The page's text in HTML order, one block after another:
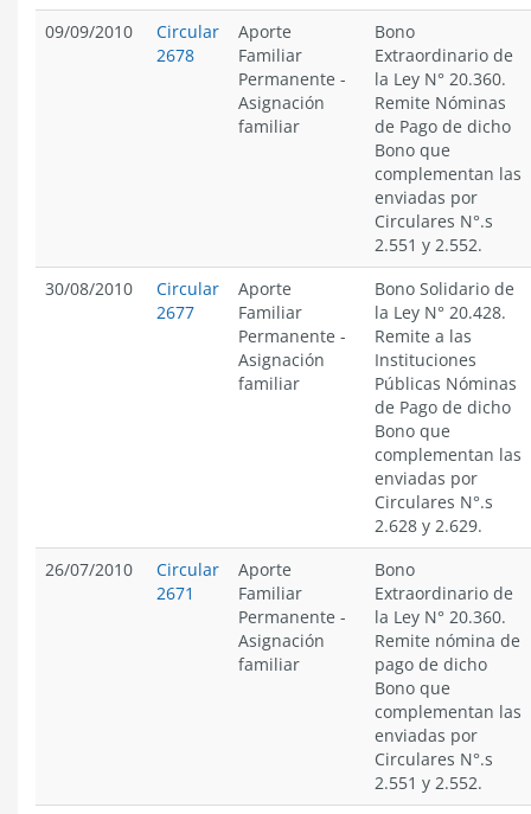
09/09/2010
Circular
2678
Aporte
Familiar
Permanente -
Asignación
familiar
Bono
Extraordinario de
la Ley N° 20.360.
Remite Nóminas
de Pago de dicho
Bono que
complementan las
enviadas por
Circulares N°.s
2.551 y 2.552.
30/08/2010
Circular
2677
Aporte
Familiar
Permanente -
Asignación
familiar
Bono Solidario de
la Ley N° 20.428.
Remite a las
Instituciones
Públicas Nóminas
de Pago de dicho
Bono que
complementan las
enviadas por
Circulares N°.s
2.628 y 2.629.
26/07/2010
Circular
2671
Aporte
Familiar
Permanente -
Asignación
familiar
Bono
Extraordinario de
la Ley N° 20.360.
Remite nómina de
pago de dicho
Bono que
complementan las
enviadas por
Circulares N°.s
2.551 y 2.552.